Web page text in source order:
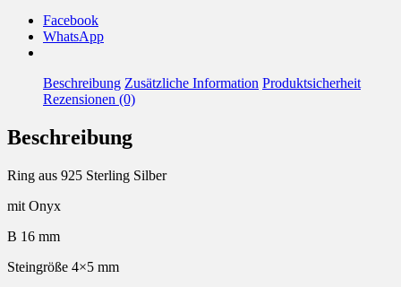
Facebook
WhatsApp
Beschreibung Zusätzliche Information Produktsicherheit
Rezensionen (0)
Beschreibung
Ring aus 925 Sterling Silber
mit Onyx
B 16 mm
Steingröße 4×5 mm